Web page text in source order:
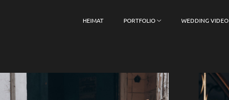
HEIMAT PORTFOLIO WEDDING VIDEO